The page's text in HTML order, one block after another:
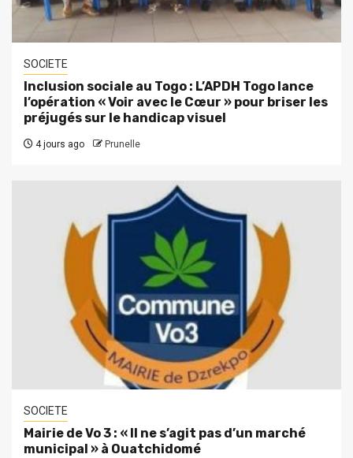
SOCIETE
Inclusion sociale au Togo : L’APDH Togo lance
l’opération « Voir avec le Cœur » pour briser les
préjugés sur le handicap visuel
4 jours ago Prunelle
SOCIETE
Mairie de Vo 3 : « Il ne s’agit pas d’un marché
municipal » à Ouatchidomé